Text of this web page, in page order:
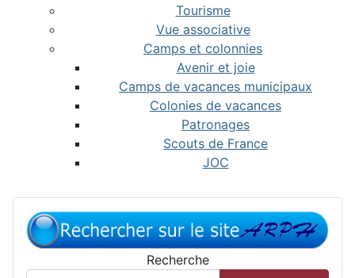
Tourisme
Vue associative
Camps et colonnies
Avenir et joie
Camps de vacances municipaux
Colonies de vacances
Patronages
Scouts de France
JOC
Recherche